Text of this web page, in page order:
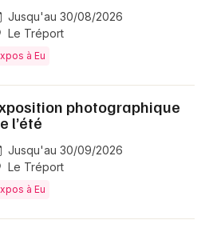
Jusqu'au 30/08/2026
Le Tréport
à Eu
photographique
l’été
Jusqu'au 30/09/2026
Le Tréport
à Eu